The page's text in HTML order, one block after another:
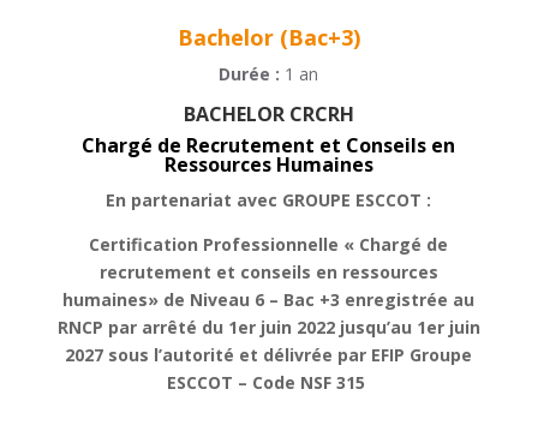
Bachelor (Bac+3)
Durée : 1 an
BACHELOR CRCRH
Chargé de Recrutement et Conseils en
Ressources Humaines
En partenariat avec GROUPE ESCCOT :
Certification Professionnelle « Chargé de
recrutement et conseils en ressources
humaines» de Niveau 6 – Bac +3 enregistrée au
RNCP par arrêté du 1er juin 2022 jusqu’au 1er juin
2027 sous l’autorité et délivrée par EFIP Groupe
ESCCOT – Code NSF 315